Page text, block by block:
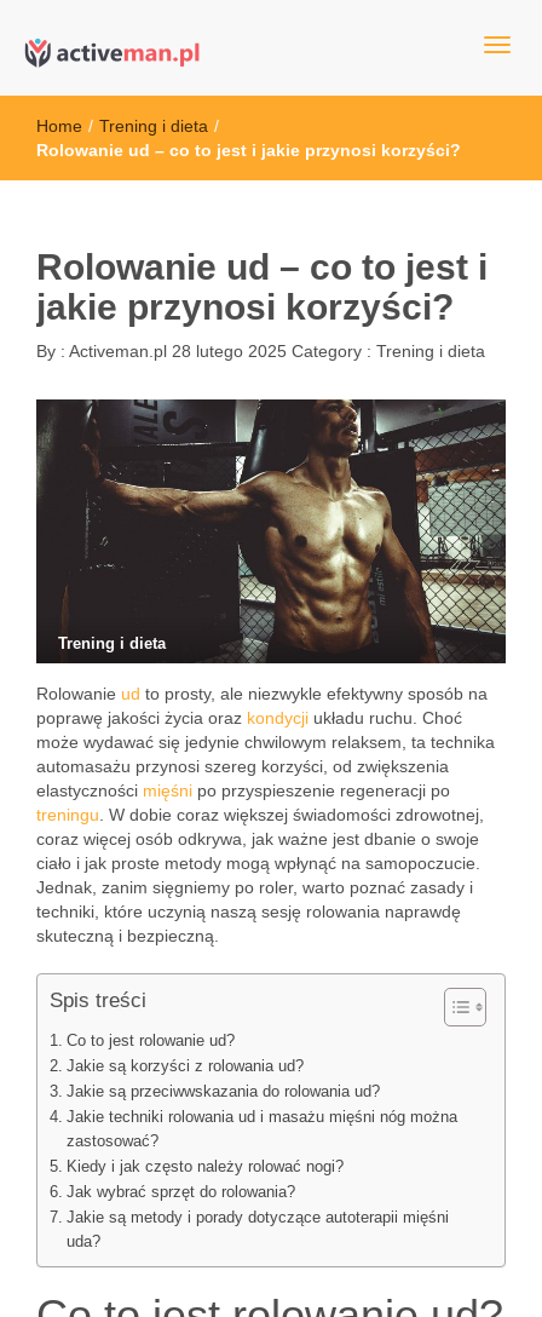
active man – sprzęt sportowy
sportowym
Home / Trening i dieta /
Rolowanie ud – co to jest i jakie przynosi korzyści?
Rolowanie ud – co to jest i
jakie przynosi korzyści?
By : Activeman.pl 28 lutego 2025 Category : Trening i dieta
Trening i dieta
Rolowanie ud to prosty, ale niezwykle efektywny sposób na
poprawę jakości życia oraz kondycji układu ruchu. Choć
może wydawać się jedynie chwilowym relaksem, ta technika
automasażu przynosi szereg korzyści, od zwiększenia
elastyczności mięśni po przyspieszenie regeneracji po
treningu . W dobie coraz większej świadomości zdrowotnej,
coraz więcej osób odkrywa, jak ważne jest dbanie o swoje
ciało i jak proste metody mogą wpłynąć na samopoczucie.
Jednak, zanim sięgniemy po roler, warto poznać zasady i
techniki, które uczynią naszą sesję rolowania naprawdę
skuteczną i bezpieczną.
Spis treści
Co to jest rolowanie ud?
Jakie są korzyści z rolowania ud?
Jakie są przeciwwskazania do rolowania ud?
Jakie techniki rolowania ud i masażu mięśni nóg można
zastosować?
Kiedy i jak często należy rolować nogi?
Jak wybrać sprzęt do rolowania?
Jakie są metody i porady dotyczące autoterapii mięśni
uda?